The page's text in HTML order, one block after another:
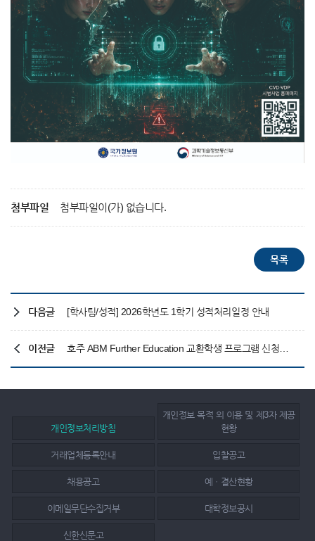
첨부파일 첨부파일이(가) 없습니다.
다음글 [학사팀/성적] 2026학년도 1학기 성적처리일정 안내
이전글
개인정보처리방침
개인정보 목적 외 이용 및 제3자 제공
현황
거래업체등록안내 입찰공고
채용공고 예ㆍ결산현황
이메일무단수집거부 대학정보공시
신한신문고